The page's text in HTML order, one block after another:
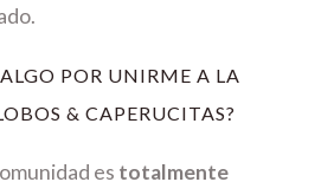
POR UNIRME A LA
& CAPERUCITAS?
es totalmente